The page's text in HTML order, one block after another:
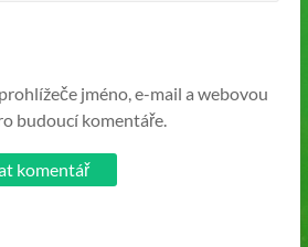
jméno, e-mail a webovou
budoucí komentáře.